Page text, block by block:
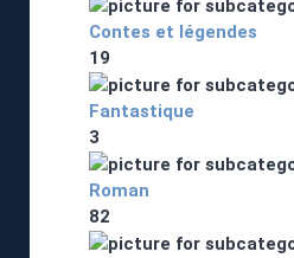
Contes et légendes
19
Fantastique
3
Roman
82